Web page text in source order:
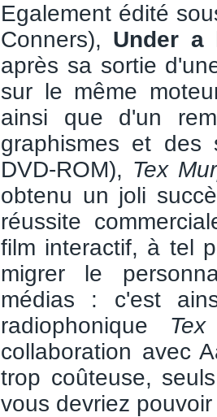
Egalement édité
Conners), Under a
après sa sortie
sur le même
ainsi que d'un
graphismes et des
DVD-ROM), Tex
obtenu un joli
réussite
film interactif, à tel
migrer le
médias : c'est
radiophonique
collaboration avec
trop coûteuse,
vous devriez